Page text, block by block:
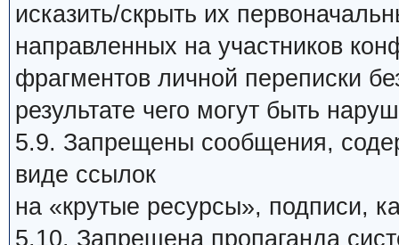
исказить/скрыть их
направленных на участников
фрагментов личной переписки
результате чего могут быть
5.9. Запрещены сообщения,
виде ссылок
на «крутые ресурсы», подписи,
5.10. Запрещена пропаганда